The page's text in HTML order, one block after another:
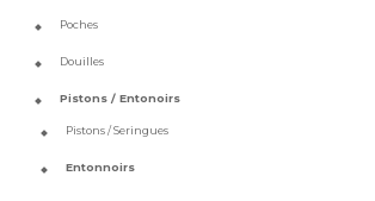
Poches
Douilles
Pistons / Entonoirs
Pistons / Seringues
Entonnoirs